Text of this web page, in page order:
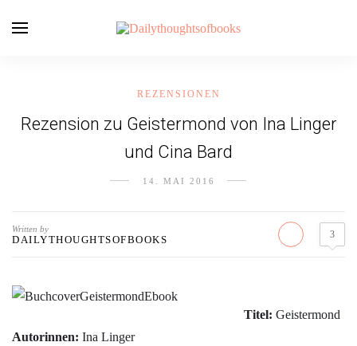
REZENSIONEN
Rezension zu Geistermond von Ina Linger
und Cina Bard
14. MAI 2016
Written by
DAILYTHOUGHTSOFBOOKS 3
Titel: Geistermond
Autorinnen: Ina Linger